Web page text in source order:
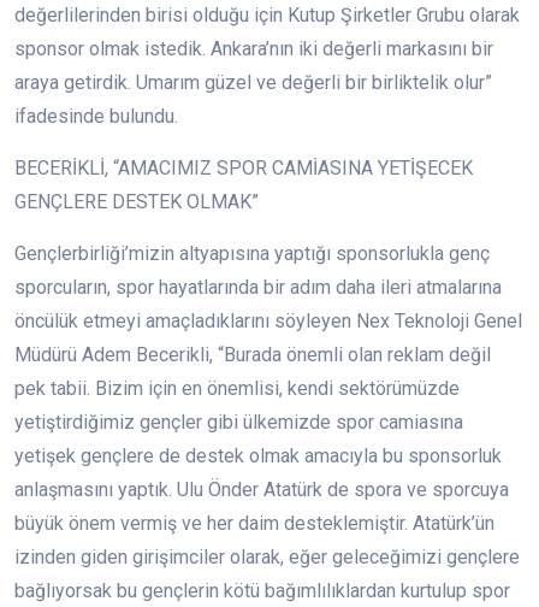
değerlilerinden birisi olduğu için Kutup Şirketler Grubu olarak
sponsor olmak istedik. Ankara’nın iki değerli markasını bir
araya getirdik. Umarım güzel ve değerli bir birliktelik olur”
ifadesinde bulundu.
BECERİKLİ, “AMACIMIZ SPOR CAMİASINA YETİŞECEK
GENÇLERE DESTEK OLMAK”
Gençlerbirliği’mizin altyapısına yaptığı sponsorlukla genç
sporcuların, spor hayatlarında bir adım daha ileri atmalarına
öncülük etmeyi amaçladıklarını söyleyen Nex Teknoloji Genel
Müdürü Adem Becerikli, “Burada önemli olan reklam değil
pek tabii. Bizim için en önemlisi, kendi sektörümüzde
yetiştirdiğimiz gençler gibi ülkemizde spor camiasına
yetişek gençlere de destek olmak amacıyla bu sponsorluk
anlaşmasını yaptık. Ulu Önder Atatürk de spora ve sporcuya
büyük önem vermiş ve her daim desteklemiştir. Atatürk’ün
izinden giden girişimciler olarak, eğer geleceğimizi gençlere
bağlıyorsak bu gençlerin kötü bağımlılıklardan kurtulup spor